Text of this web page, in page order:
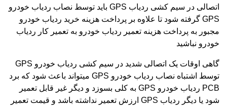
اتصالی در سیم کشی ردیاب GPS باید توسط نصاب ردیاب خودرو
GPS گرفته شود تا علاوه بر پرداخت هزینه خرید ردیاب خودرو
مجبور به پرداخت هزینه تعمیر ردیاب خودرو به تعمیر کار ردیاب
خودرو نباشید
گاهی اوقات یک اتصالی شدید در سیم کشی ردیاب خودرو GPS
توسط اشتباه نصاب ردیاب خودرو GPS میتواند باعث شود که برد
PCB ردیاب خودرو GPS به کلی بسوزد و دیگر غیر قابل تعمیر
شود یا دیگر ردیاب GPS ارزش تعمیر نداشته باشد و قیمت تعمیر